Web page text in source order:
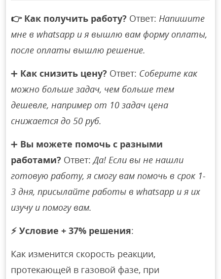
👉 Как получить работу? Ответ:Напишите
мне в whatsapp и я вышлю вам форму оплаты,
после оплаты вышлю решение.
➕ Как снизить цену? Ответ: Соберите как
можно больше задач, чем больше тем
дешевле, например от 10 задач цена
снижается до 50 руб.
➕ Вы можете помочь с разными
работами? Ответ:Да! Если вы не нашли
готовую работу, я смогу вам помочь в срок 1-
3 дня, присылайте работы в whatsapp и я их
изучу и помогу вам.
⚡ Условие + 37% решения:
Как изменится скорость реакции,
протекающей в газовой фазе, при